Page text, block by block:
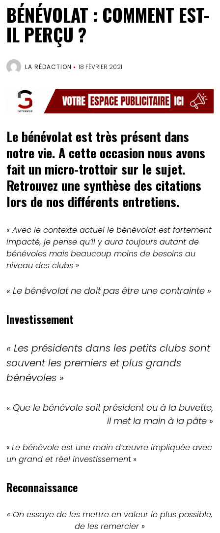
BÉNÉVOLAT : COMMENT EST-
IL PERÇU ?
LA RÉDACTION 18 FÉVRIER 2021
Le bénévolat est très présent dans
notre vie. A cette occasion nous avons
fait un micro-trottoir sur le sujet.
Retrouvez une synthèse des citations
lors de nos différents entretiens.
« Avec le contexte actuel le bénévolat est fortement
impacté, je pense qu’il y aura toujours autant de
bénévoles mais beaucoup moins de besoins au
niveau des clubs »
« Le bénévolat ne doit pas être une contrainte »
Investissement
« Les présidents dans les petits clubs sont
souvent les premiers et plus grands
bénévoles »
« Que le bénévole soit président ou à la buvette,
il met la main à la pâte »
«Le bénévole est une main d’œuvre impliquée avec
un grand et réel investissement »
Reconnaissance
« On essaye de les mettre en valeur le plus possible,
de les remercier »